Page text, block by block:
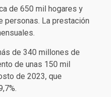
de 650 mil hogares y
personas. La prestación
de 340 millones de
de unas 150 mil
de 2023, que